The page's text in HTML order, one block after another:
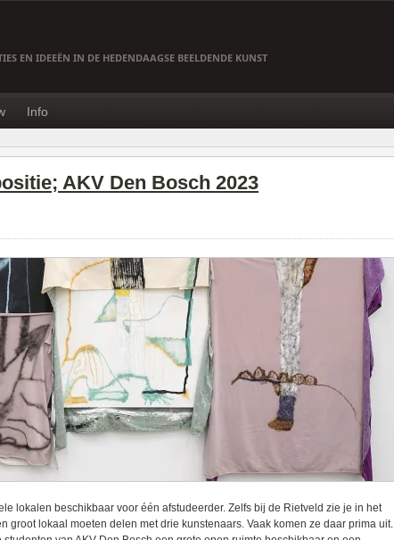
EN IDEEËN IN DE HEDENDAAGSE BEELDENDE KUNST
Info
AKV Den Bosch 2023
lokalen beschikbaar voor één afstudeerder. Zelfs bij de Rietveld zie je in het
groot lokaal moeten delen met drie kunstenaars. Vaak komen ze daar prima uit.